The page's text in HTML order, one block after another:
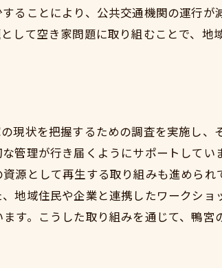
ることにより、公共交通機関の運行が
して空き家問題に取り組むことで、地
現状を把握するための調査を実施し、
管理が行き届くようにサポートしてい
源として再生する取り組みも進められ
地域住民や企業と連携したワークショ
す。こうした取り組みを通じて、鴨宮